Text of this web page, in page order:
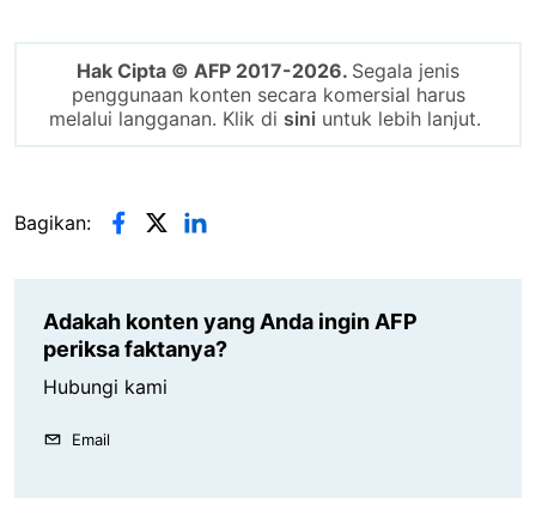
Hak Cipta © AFP 2017-2026. Segala jenis
penggunaan konten secara komersial harus
melalui langganan. Klik di sini untuk lebih lanjut.
Bagikan:
Adakah konten yang Anda ingin AFP
periksa faktanya?
Hubungi kami
Email